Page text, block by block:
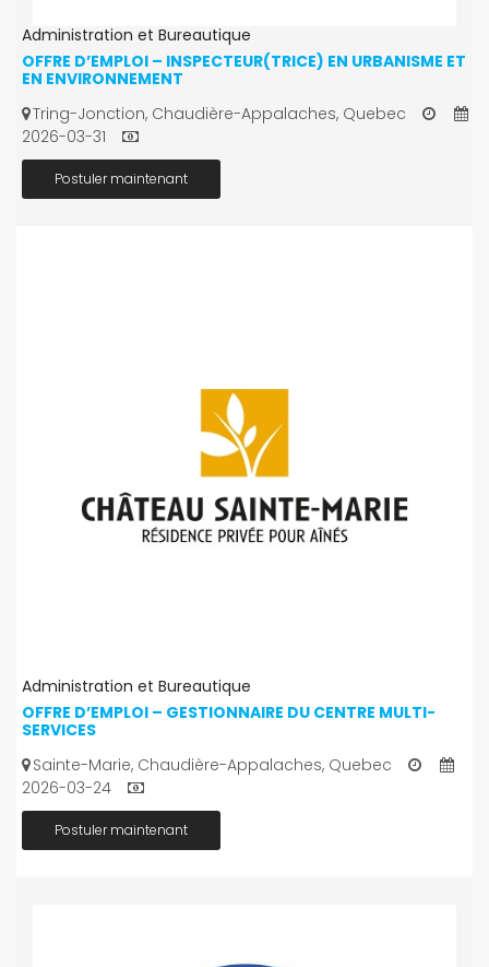
Administration et Bureautique
OFFRE D’EMPLOI – INSPECTEUR(TRICE) EN URBANISME ET
EN ENVIRONNEMENT
Tring-Jonction, Chaudière-Appalaches, Quebec
2026-03-31
Postuler maintenant
Administration et Bureautique
OFFRE D’EMPLOI – GESTIONNAIRE DU CENTRE MULTI-
SERVICES
Sainte-Marie, Chaudière-Appalaches, Quebec
2026-03-24
Postuler maintenant